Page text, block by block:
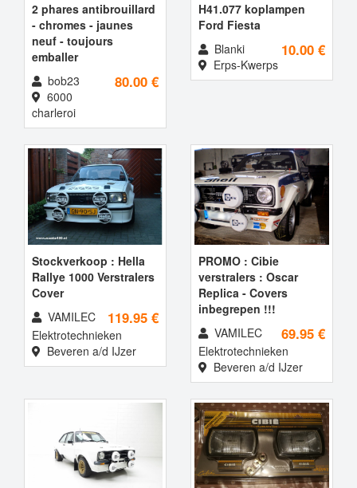
2 phares antibrouillard
- chromes - jaunes
neuf - toujours
emballer
80.00 €
bob23
6000
charleroi
H41.077 koplampen
Ford Fiesta
10.00 €
Blanki
Erps-Kwerps
Stockverkoop : Hella
Rallye 1000 Verstralers
Cover
119.95 €
VAMILEC
Elektrotechnieken
Beveren a/d IJzer
PROMO : Cibie
verstralers : Oscar
Replica - Covers
inbegrepen !!!
69.95 €
VAMILEC
Elektrotechnieken
Beveren a/d IJzer